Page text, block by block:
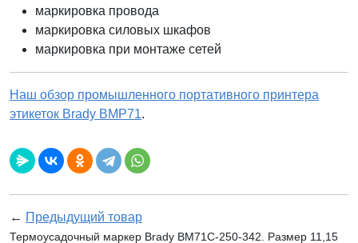
маркировка провода
маркировка силовых шкафов
маркировка при монтаже сетей
Наш обзор промышленного портативного принтера
этикеток Brady BMP71.
← Предыдущий товар
Термоусадочный маркер Brady BM71C-250-342. Размер 11,15